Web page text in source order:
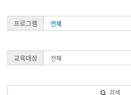
프로그램
교육대상
검색